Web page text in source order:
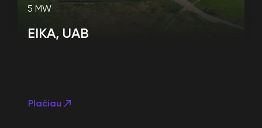
5 MW
EIKA, UAB
Plačiau